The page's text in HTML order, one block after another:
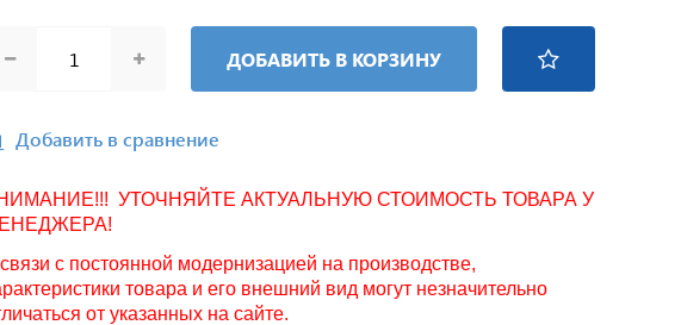
ДОБАВИТЬ В КОРЗИНУ
Добавить в сравнение
УТОЧНЯЙТЕ АКТУАЛЬНУЮ СТОИМОСТЬ ТОВАРА У
с постоянной модернизацией на производстве,
товара и его внешний вид могут незначительно
от указанных на сайте.